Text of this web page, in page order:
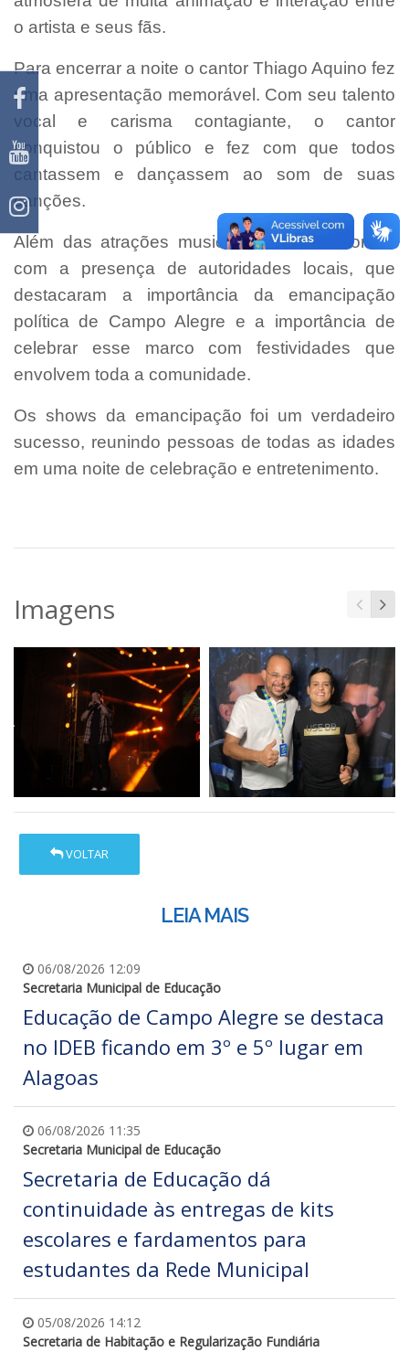
o artista e seus fãs.
Para encerrar a noite o cantor Thiago Aquino fez
uma apresentação memorável. Com seu talento
vocal e carisma contagiante, o cantor
conquistou o público e fez com que todos
cantassem e dançassem ao som de suas
canções.
Além das atrações musicais, o evento contou
com a presença de autoridades locais, que
destacaram a importância da emancipação
política de Campo Alegre e a importância de
celebrar esse marco com festividades que
envolvem toda a comunidade.
Os shows da emancipação foi um verdadeiro
sucesso, reunindo pessoas de todas as idades
em uma noite de celebração e entretenimento.
Imagens
VOLTAR
LEIA MAIS
06/08/2026 12:09
Secretaria Municipal de Educação
Educação de Campo Alegre se destaca
no IDEB ficando em 3º e 5º lugar em
Alagoas
06/08/2026 11:35
Secretaria Municipal de Educação
Secretaria de Educação dá
continuidade às entregas de kits
escolares e fardamentos para
estudantes da Rede Municipal
05/08/2026 14:12
Secretaria de Habitação e Regularização Fundiária